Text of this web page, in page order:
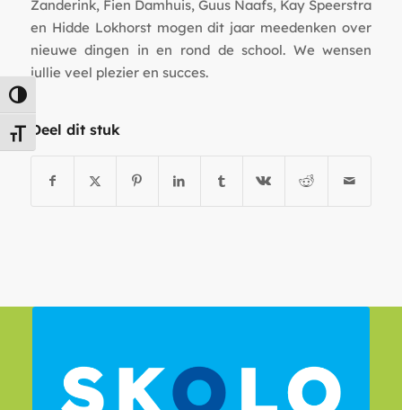
Keuze voor hoog contrast
Kies grootte van het lettertype
Zanderink, Fien Damhuis, Guus Naafs, Kay Speerstra
en Hidde Lokhorst mogen dit jaar meedenken over
nieuwe dingen in en rond de school. We wensen
jullie veel plezier en succes.
Deel dit stuk